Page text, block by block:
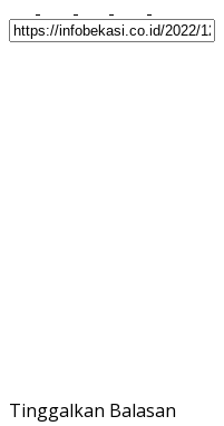
Tinggalkan Balasan